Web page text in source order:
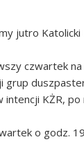
jutro
czwartek
grup
KŻR, po
o godz.